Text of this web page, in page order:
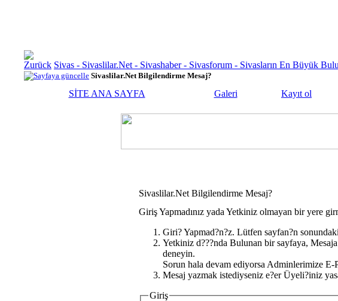
Sivas - Sivaslilar.Net - Sivashaber - Sivasforum - Sivasların En Büyük
Sivaslilar.Net Bilgilendirme Mesaj?
SİTE ANA SAYFA Galeri Kayıt ol
Sivaslilar.Net Bilgilendirme Mesaj?
Giriş Yapmadınız yada Yetkiniz olmayan bir yere
Giri? Yapmad?n?z. Lütfen sayfan?n
Yetkiniz d???nda Bulunan bir sayfaya,
deneyin.
Sorun hala devam ediyorsa Adminlerimize
Mesaj yazmak istediyseniz e?er Üyeli?iniz
Giriş